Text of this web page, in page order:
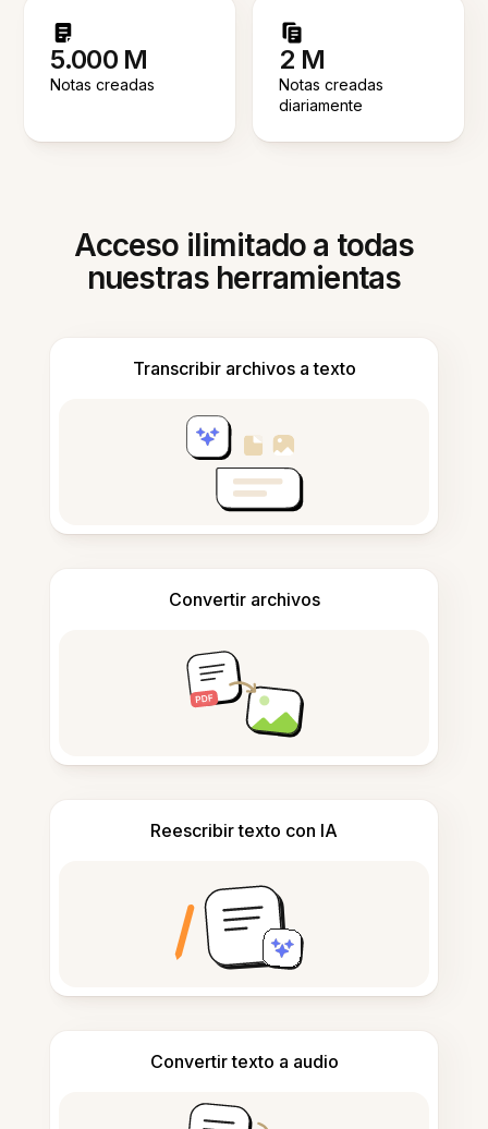
5.000 M
Notas creadas
2 M
Notas creadas
diariamente
Acceso ilimitado a todas
nuestras herramientas
Transcribir archivos a texto
Convertir archivos
Reescribir texto con IA
Convertir texto a audio